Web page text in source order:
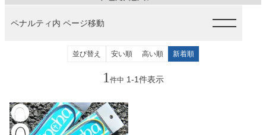
ペナルティ内 ページ移動
並び替え 安い順 高い順 新着順
1 件中 1-1件表示